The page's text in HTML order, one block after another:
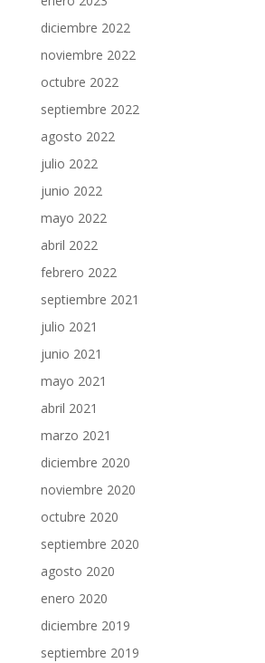
diciembre 2022
noviembre 2022
octubre 2022
septiembre 2022
agosto 2022
julio 2022
junio 2022
mayo 2022
abril 2022
febrero 2022
septiembre 2021
julio 2021
junio 2021
mayo 2021
abril 2021
marzo 2021
diciembre 2020
noviembre 2020
octubre 2020
septiembre 2020
agosto 2020
enero 2020
diciembre 2019
septiembre 2019